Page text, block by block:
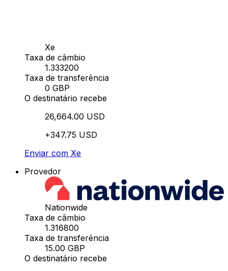
Xe
Taxa de câmbio
1.333200
Taxa de transferência
0 GBP
O destinatário recebe
26,664.00 USD
+347.75 USD
Enviar com Xe
Provedor
Nationwide
Taxa de câmbio
1.316800
Taxa de transferência
15.00 GBP
O destinatário recebe